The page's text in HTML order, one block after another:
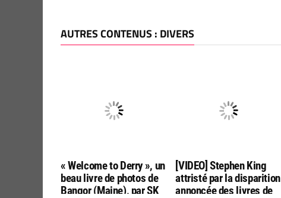
AUTRES CONTENUS : DIVERS
« Welcome to Derry », un
beau livre de photos de
Bangor (Maine), par SK
[VIDEO] Stephen King
attristé par la disparition
annoncée des livres de